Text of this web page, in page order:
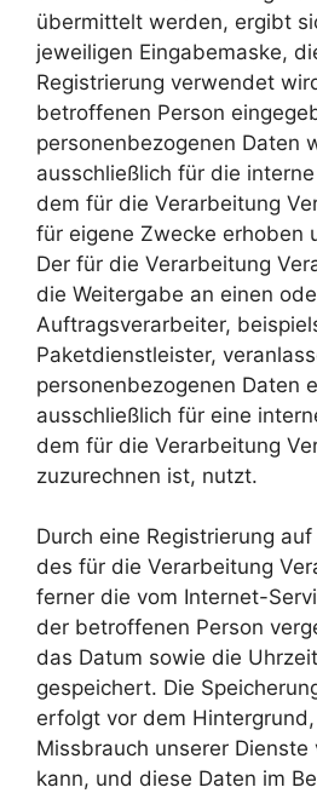
übermittelt werden, ergibt
jeweiligen Eingabemaske,
Registrierung verwendet
betroffenen Person
personenbezogenen Daten
ausschließlich für die
dem für die Verarbeitung
für eigene Zwecke erhoben
Der für die Verarbeitung
die Weitergabe an einen
Auftragsverarbeiter,
Paketdienstleister,
personenbezogenen Daten
ausschließlich für eine
dem für die Verarbeitung
zuzurechnen ist, nutzt.
Durch eine Registrierung
des für die Verarbeitung
ferner die vom Internet-
der betroffenen Person
das Datum sowie die
gespeichert. Die
erfolgt vor dem
Missbrauch unserer
kann, und diese Daten im